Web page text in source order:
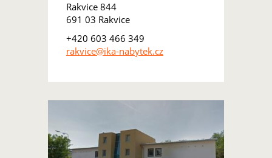
Rakvice 844
691 03 Rakvice
+420 603 466 349
rakvice@ika-nabytek.cz